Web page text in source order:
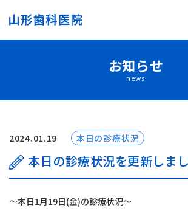
医師紹介
はじめての方へ
診療案内
よくあるご質問
お知らせ
news
2024.01.19 本日の診療状況
本日の診療状況を更新しま
〜本日1月19日(金)の診療状況〜